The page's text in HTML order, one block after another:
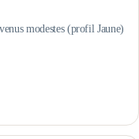
modestes (profil Jaune)